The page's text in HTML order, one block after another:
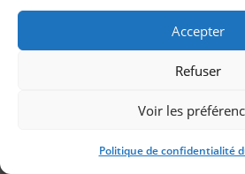
Accepter
Refuser
Voir les
Politique de confidentialité
Pourquoi pas le marketing ? »
« Bonne question.
programme CRO
pas en